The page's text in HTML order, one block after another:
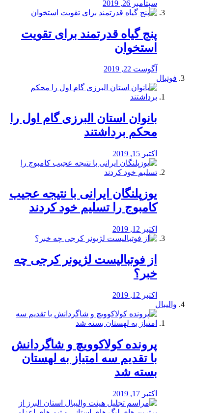
سپتامبر 26, 2019
پنج گیاه قدرتمند برای تقویت
استخوان
آگوست 22, 2019
فوتبال
بانوان استان البرزی گام اول را
محكم برداشتند
اکتبر 15, 2019
یوزپلنگان ایرانی با نتیجه عجیب
کامبوج را تسلیم خود کردند
اکتبر 12, 2019
از فوتبالیست لژیونر کرجی چه
خبر؟
اکتبر 12, 2019
والیبال
پرونده کولاکوویچ و شاگردانش
با تقدیم سه امتیاز به لهستان
بسته شد
اکتبر 17, 2019